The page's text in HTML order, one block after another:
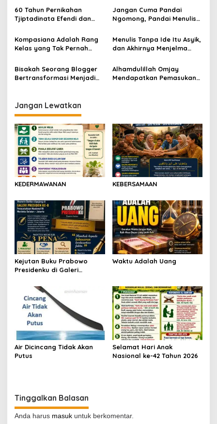
60 Tahun Pernikahan
Tjiptadinata Efendi dan
Jangan Cuma Pandai
Ngomong, Pandai Menulis
Kompasiana Adalah Rang
Kelas yang Tak Pernah
Menjadi Guru Idola di
Kompasiana
Menulis Tanpa Ide Itu Asyik,
dan Akhirnya Menjelma
Bisakah Seorang Blogger
Bertransformasi Menjadi
Alhamdulillah Omjay
Mendapatkan Pemasukan
Jangan Lewatkan
KEDERMAWANAN KEBERSAMAAN
Kejutan Buku Prabowo
Presidenku di Galeri
Waktu Adalah Uang
Air Dicincang Tidak Akan
Putus
Selamat Hari Anak
Nasional ke-42 Tahun 2026
Tinggalkan Balasan
Anda harus masuk untuk berkomentar.